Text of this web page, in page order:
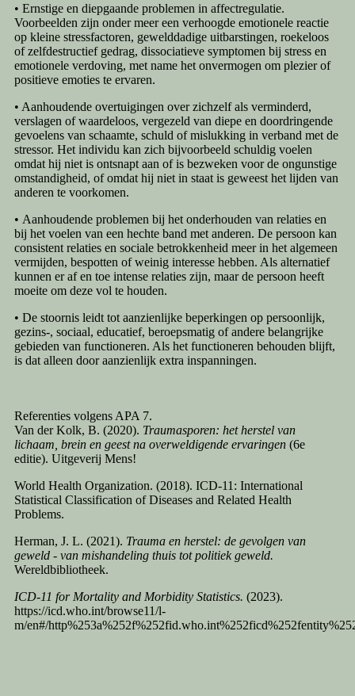
• Ernstige en diepgaande problemen in affectregulatie.
Voorbeelden zijn onder meer een verhoogde emotionele reactie
op kleine stressfactoren, gewelddadige uitbarstingen, roekeloos
of zelfdestructief gedrag, dissociatieve symptomen bij stress en
emotionele verdoving, met name het onvermogen om plezier of
positieve emoties te ervaren.
• Aanhoudende overtuigingen over zichzelf als verminderd,
verslagen of waardeloos, vergezeld van diepe en doordringende
gevoelens van schaamte, schuld of mislukking in verband met de
stressor. Het individu kan zich bijvoorbeeld schuldig voelen
omdat hij niet is ontsnapt aan of is bezweken voor de ongunstige
omstandigheid, of omdat hij niet in staat is geweest het lijden van
anderen te voorkomen.
• Aanhoudende problemen bij het onderhouden van relaties en
bij het voelen van een hechte band met anderen. De persoon kan
consistent relaties en sociale betrokkenheid meer in het algemeen
vermijden, bespotten of weinig interesse hebben. Als alternatief
kunnen er af en toe intense relaties zijn, maar de persoon heeft
moeite om deze vol te houden.
• De stoornis leidt tot aanzienlijke beperkingen op persoonlijk,
gezins-, sociaal, educatief, beroepsmatig of andere belangrijke
gebieden van functioneren. Als het functioneren behouden blijft,
is dat alleen door aanzienlijk extra inspanningen.
Referenties volgens APA 7.
Van der Kolk, B. (2020). Traumasporen: het herstel van
lichaam, brein en geest na overweldigende ervaringen(6e
editie). Uitgeverij Mens!
World Health Organization. (2018). ICD-11: International
Statistical Classification of Diseases and Related Health
Problems.
Herman, J. L. (2021). Trauma en herstel: de gevolgen van
geweld - van mishandeling thuis tot politiek geweld.
Wereldbibliotheek.
ICD-11 for Mortality and Morbidity Statistics. (2023).
https://icd.who.int/browse11/l-
m/en#/